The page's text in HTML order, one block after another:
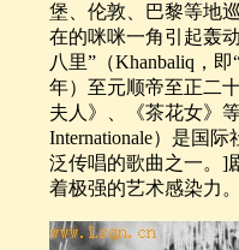
堡、伦敦、巴黎等地
在的咪咪一角引起轰
八里”（Khanbaliq，
年）至元顺帝至正二
夫人》、《茶花女》
Internationale）是国
泛传唱的歌曲之一。]
着极强的艺术感染力